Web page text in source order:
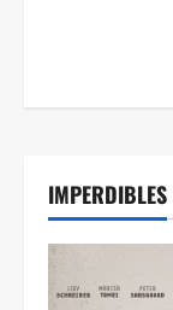
IMPERDIBLES